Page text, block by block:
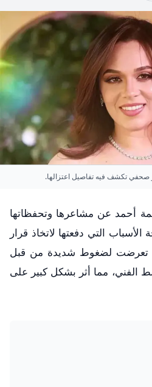
صحفي تكشف فيه تفاصيل اعتزالها.
أحمد عن مشاعرها وتحفظاتها
التي دفعتها لاتخاذ قرار
تعرضت لضغوط شديدة من قبل
مما أثر بشكل كبير على